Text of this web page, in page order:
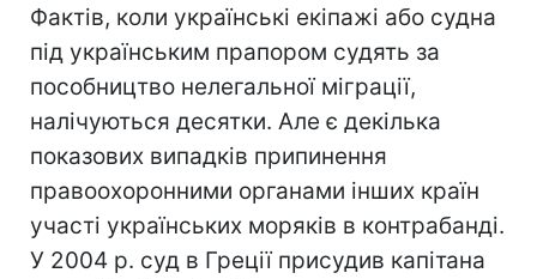
Фактів, коли українські екіпажі або судна
під українським прапором судять за
пособництво нелегальної міграції,
налічуються десятки. Але є декілька
показових випадків припинення
правоохоронними органами інших країн
участі українських моряків в контрабанді.
У 2004 р. суд в Греції присудив капітана